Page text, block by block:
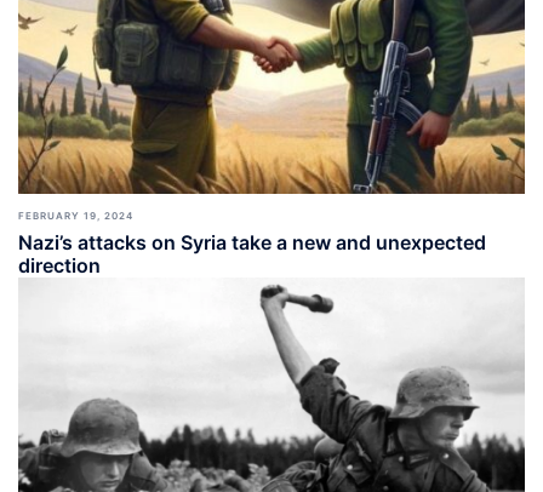
FEBRUARY 19, 2024
Nazi’s attacks on Syria take a new and unexpected
direction